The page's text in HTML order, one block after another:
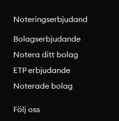
Noteringserbjudand
Bolagserbjudande
Notera ditt bolag
ETP erbjudande
Noterade bolag
Följ oss